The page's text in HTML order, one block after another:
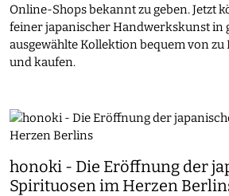
Online-Shops bekannt zu geben. Jetzt
feiner japanischer Handwerkskunst in
ausgewählte Kollektion bequem von zu
und kaufen.
honoki - Die Eröffnung der
Spirituosen im Herzen